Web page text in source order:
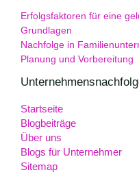
Erfolgsfaktoren für eine
Grundlagen
Nachfolge in
Planung und Vorbereitung
Startseite
Blogbeiträge
Über uns
Blogs für Unternehmer
Sitemap